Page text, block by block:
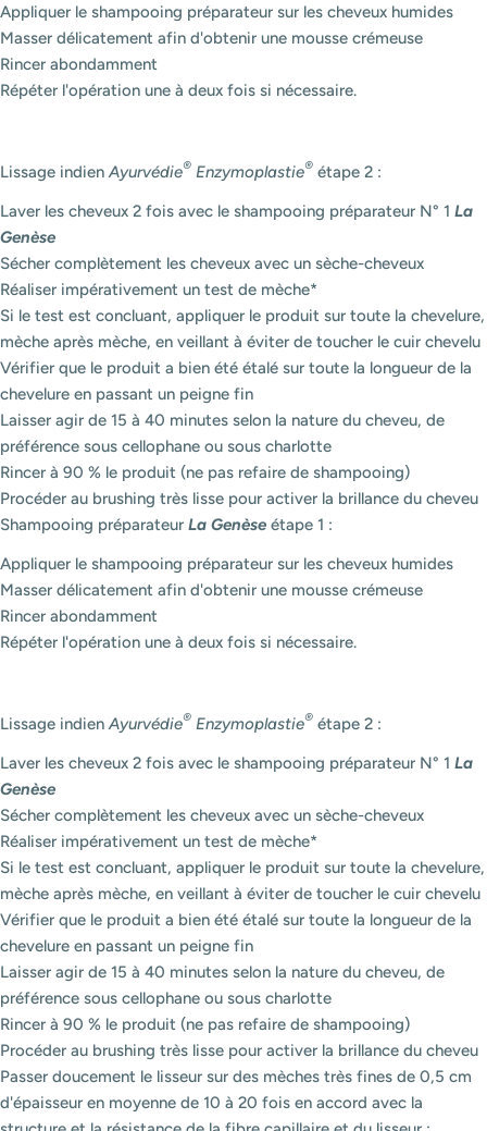
Appliquer le shampooing préparateur sur les cheveux humides
Masser délicatement afin d'obtenir une mousse crémeuse
Rincer abondamment
Répéter l'opération une à deux fois si nécessaire.
Lissage indienAyurvédie® Enzymoplastie® étape 2 :
Laver les cheveux 2 fois avec le shampooing préparateur N° 1 La
Genèse
Sécher complètement les cheveux avec un sèche-cheveux
Réaliser impérativement un test de mèche*
Si le test est concluant, appliquer le produit sur toute la chevelure,
mèche après mèche, en veillant à éviter de toucher le cuir chevelu
Vérifier que le produit a bien été étalé sur toute la longueur de la
chevelure en passant un peigne fin
Laisser agir de 15 à 40 minutes selon la nature du cheveu, de
préférence sous cellophane ou sous charlotte
Rincer à 90 % le produit (ne pas refaire de shampooing)
Procéder au brushing très lisse pour activer la brillance du cheveu
Shampooing préparateur La Genèse étape 1 :
Appliquer le shampooing préparateur sur les cheveux humides
Masser délicatement afin d'obtenir une mousse crémeuse
Rincer abondamment
Répéter l'opération une à deux fois si nécessaire.
Lissage indienAyurvédie® Enzymoplastie® étape 2 :
Laver les cheveux 2 fois avec le shampooing préparateur N° 1 La
Genèse
Sécher complètement les cheveux avec un sèche-cheveux
Réaliser impérativement un test de mèche*
Si le test est concluant, appliquer le produit sur toute la chevelure,
mèche après mèche, en veillant à éviter de toucher le cuir chevelu
Vérifier que le produit a bien été étalé sur toute la longueur de la
chevelure en passant un peigne fin
Laisser agir de 15 à 40 minutes selon la nature du cheveu, de
préférence sous cellophane ou sous charlotte
Rincer à 90 % le produit (ne pas refaire de shampooing)
Procéder au brushing très lisse pour activer la brillance du cheveu
Passer doucement le lisseur sur des mèches très fines de 0,5 cm
d'épaisseur en moyenne de 10 à 20 fois en accord avec la